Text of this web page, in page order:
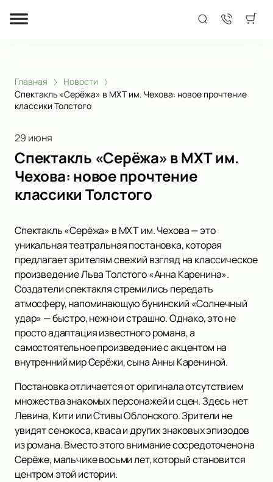
Главная
Новости
Спектакль «Серёжа» в МХТ им. Чехова: новое прочтение
классики Толстого
29 июня
Спектакль «Серёжа» в МХТ им.
Чехова: новое прочтение
классики Толстого
Спектакль «Серёжа» в МХТ им. Чехова — это
уникальная театральная постановка, которая
предлагает зрителям свежий взгляд на классическое
произведение Льва Толстого «Анна Каренина».
Создатели спектакля стремились передать
атмосферу, напоминающую бунинский «Солнечный
удар» — быстро, нежно и страшно. Однако, это не
просто адаптация известного романа, а
самостоятельное произведение с акцентом на
внутренний мир Серёжи, сына Анны Карениной.
Постановка отличается от оригинала отсутствием
множества знакомых персонажей и сцен. Здесь нет
Левина, Кити или Стивы Облонского. Зрители не
увидят сенокоса, кваса и других знаковых эпизодов
из романа. Вместо этого внимание сосредоточено на
Серёже, мальчике восьми лет, который становится
центром этой истории.